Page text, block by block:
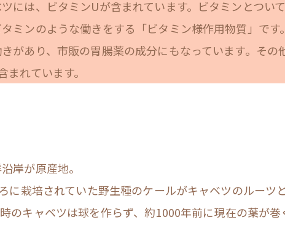
には、ビタミンUが含まれています。ビタミンとつい
ミンのような働きをする「ビタミン様作用物質」です
があり、市販の胃腸薬の成分にもなっています。その
まれています。
岸が原産地。
に栽培されていた野生種のケールがキャベツのルーツ
のキャベツは球を作らず、約1000年前に現在の葉が巻